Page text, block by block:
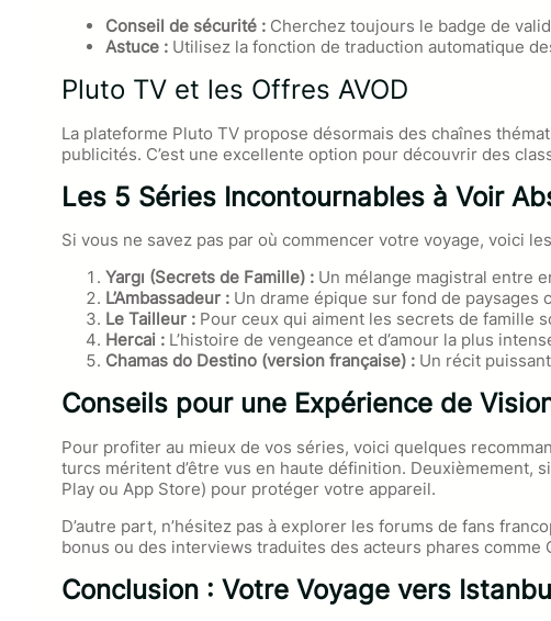
Conseil de sécurité : Cherchez toujours le badge de
Astuce : Utilisez la fonction de traduction automatique
Pluto TV et les Offres AVOD
La plateforme Pluto TV propose désormais des chaînes
publicités. C’est une excellente option pour découvrir des
Les 5 Séries Incontournables à Voir
Si vous ne savez pas par où commencer votre voyage, voici
Yargı (Secrets de Famille) : Un mélange magistral entre
L’Ambassadeur : Un drame épique sur fond de
Le Tailleur : Pour ceux qui aiment les secrets de famille
Hercai : L’histoire de vengeance et d’amour la plus
Chamas do Destino (version française) : Un récit
Conseils pour une Expérience de
Pour profiter au mieux de vos séries, voici quelques
turcs méritent d’être vus en haute définition. Deuxièmement,
Play ou App Store) pour protéger votre appareil.
D’autre part, n’hésitez pas à explorer les forums de fans
bonus ou des interviews traduites des acteurs phares comme
Conclusion : Votre Voyage vers